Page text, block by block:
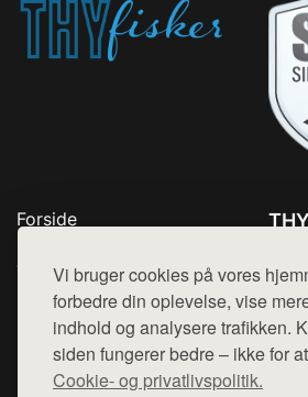
Vi bruger cookies på vores
forbedre din oplevelse, vise
indhold og analysere trafikken.
siden fungerer bedre – ikke for
Cookie- og privatlivspolitik.
Forside
Top Rabatter
Kontakt